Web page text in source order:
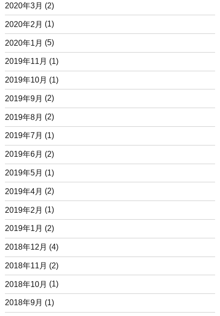
2020年3月 (2)
2020年2月 (1)
2020年1月 (5)
2019年11月 (1)
2019年10月 (1)
2019年9月 (2)
2019年8月 (2)
2019年7月 (1)
2019年6月 (2)
2019年5月 (1)
2019年4月 (2)
2019年2月 (1)
2019年1月 (2)
2018年12月 (4)
2018年11月 (2)
2018年10月 (1)
2018年9月 (1)